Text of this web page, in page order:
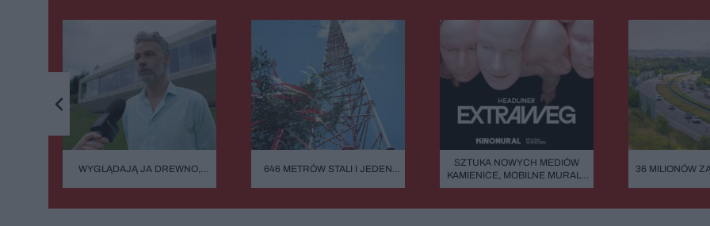
WYGLĄDAJĄ JA DREWNO,
BUDMAT. "MARZYMY O TYM,
646 METRÓW STALI I JEDEN
SZTUKA NOWYCH MEDIÓW
KAMIENICE, MOBILNE MURALE
I NIESKOŃCZONOŚĆ.
36 MILIONÓW